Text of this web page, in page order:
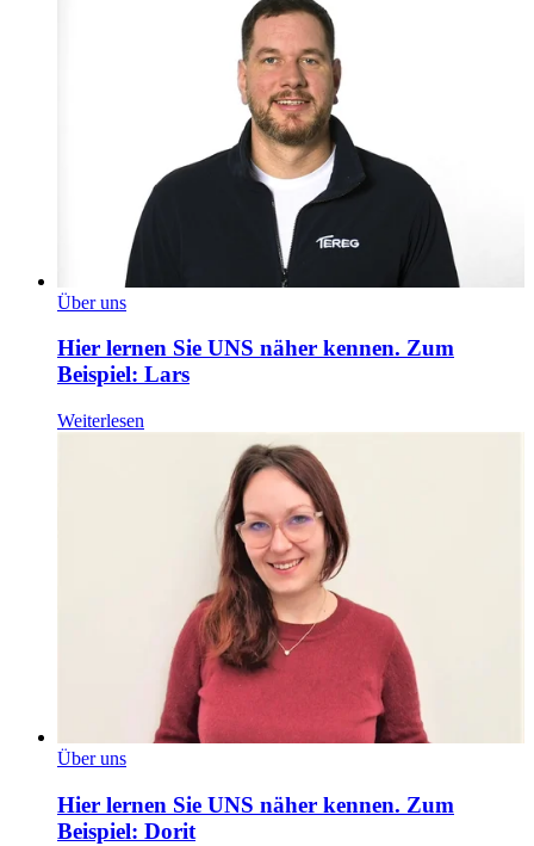
Über uns
Hier lernen Sie UNS näher kennen. Zum
Beispiel: Lars
Weiterlesen
Über uns
Hier lernen Sie UNS näher kennen. Zum
Beispiel: Dorit